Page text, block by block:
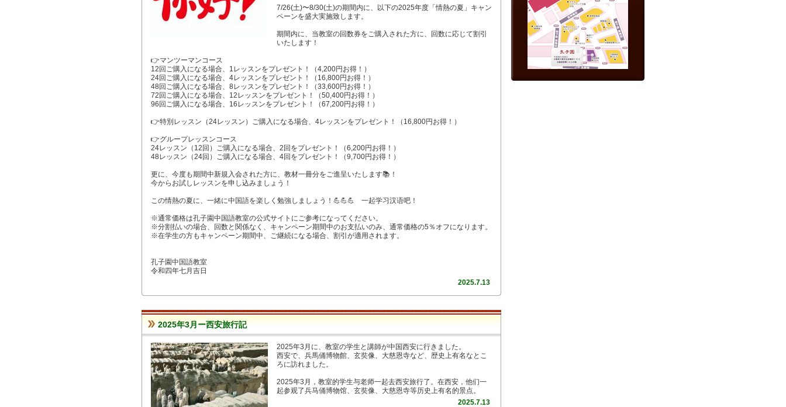
7/26(土)〜8/30(土)の期間内に、以下の2025年度「情熱の夏」キャン
ペーンを盛大実施致します。
期間内に、当教室の回数券をご購入された方に、回数に応じて割引
いたします！
👉マンツーマンコース
12回ご購入になる場合、1レッスンをプレゼント！（4,200円お得！）
24回ご購入になる場合、4レッスンをプレゼント！（16,800円お得！）
48回ご購入になる場合、8レッスンをプレゼント！（33,600円お得！）
72回ご購入になる場合、12レッスンをプレゼント！（50,400円お得！）
96回ご購入になる場合、16レッスンをプレゼント！（67,200円お得！）
👉特別レッスン（24レッスン）ご購入になる場合、4レッスンをプレゼント！（16,800円お得！）
👉グループレッスンコース
24レッスン（12回）ご購入になる場合、2回をプレゼント！（6,200円お得！）
48レッスン（24回）ご購入になる場合、4回をプレゼント！（9,700円お得！）
更に、今度も期間中新規入会された方に、教材一冊分をご進呈いたします📚！
今からお試しレッスンを申し込みましょう！
この情熱の夏に、一緒に中国語を楽しく勉強しましょう！💪💪💪 一起学习汉语吧！
※通常価格は孔子園中国語教室の公式サイトにご参考になってください。
※分割払いの場合、回数と関係なく、キャンペーン期間中のお支払いのみ、通常価格の5％オフになります。
※在学生の方もキャンペーン期間中、ご継続になる場合、割引が適用されます。
孔子園中国語教室
令和四年七月吉日
2025.7.13
2025年3月ー西安旅行記
2025年3月に、教室の学生と講師が中国西安に行きました。
西安で、兵馬俑博物館、玄奘像、大慈恩寺など、歴史上有名なとこ
ろに訪れました。
2025年3月，教室的学生与老师一起去西安旅行了。在西安，他们一
起参观了兵马俑博物馆、玄奘像、大慈恩寺等历史上有名的景点。
2025.7.13